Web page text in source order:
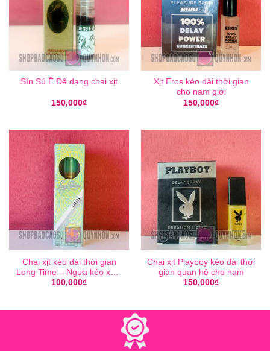
Sìn Sú Ê Đê dạng chai xịt
150,000₫
Xịt Eros kéo dài thời gian
cho nam giới
150,000₫
Chai xịt kéo dài thời gian
Long Time – Ngựa kéo xe –
5ml
100,000₫
Chai xịt Playboy kéo dài thời
gian quan hệ cho nam
150,000₫